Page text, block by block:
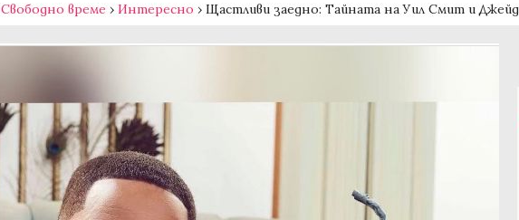
Свободно време › Интересно › Щастливи заедно: Тайната на Уил Смит и